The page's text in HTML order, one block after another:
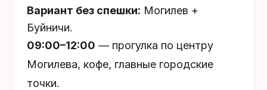
Вариант без спешки: Могилев +
Буйничи.
09:00–12:00 — прогулка по центру
Могилева, кофе, главные городские
точки.